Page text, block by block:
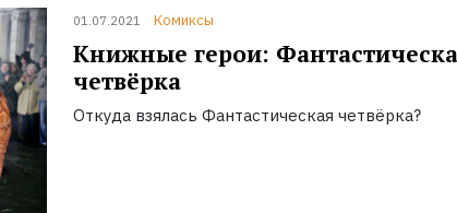
01.07.2021 Комиксы
Книжные герои:
четвёрка
Откуда взялась Фантастическая четвёрка?